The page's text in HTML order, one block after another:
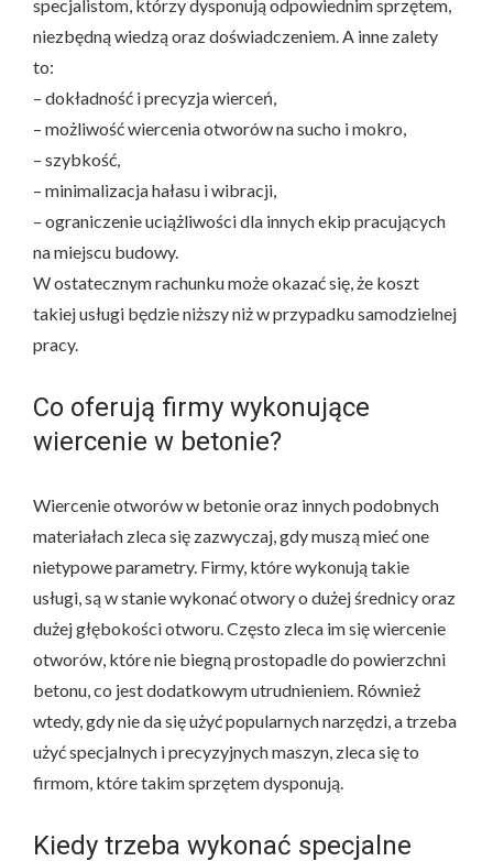
specjalistom, którzy dysponują odpowiednim sprzętem,
niezbędną wiedzą oraz doświadczeniem. A inne zalety
to:
– dokładność i precyzja wierceń,
– możliwość wiercenia otworów na sucho i mokro,
– szybkość,
– minimalizacja hałasu i wibracji,
– ograniczenie uciążliwości dla innych ekip pracujących
na miejscu budowy.
W ostatecznym rachunku może okazać się, że koszt
takiej usługi będzie niższy niż w przypadku samodzielnej
pracy.
Co oferują firmy wykonujące
wiercenie w betonie?
Wiercenie otworów w betonie oraz innych podobnych
materiałach zleca się zazwyczaj, gdy muszą mieć one
nietypowe parametry. Firmy, które wykonują takie
usługi, są w stanie wykonać otwory o dużej średnicy oraz
dużej głębokości otworu. Często zleca im się wiercenie
otworów, które nie biegną prostopadle do powierzchni
betonu, co jest dodatkowym utrudnieniem. Również
wtedy, gdy nie da się użyć popularnych narzędzi, a trzeba
użyć specjalnych i precyzyjnych maszyn, zleca się to
firmom, które takim sprzętem dysponują.
Kiedy trzeba wykonać specjalne